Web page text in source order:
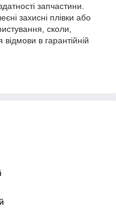
запчастини.
захисні плівки або
сколи,
в гарантійній